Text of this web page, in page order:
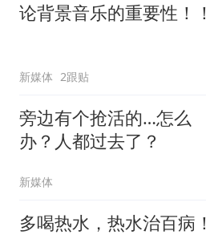
论背景音乐的重要性！！
新媒体 2跟贴
旁边有个抢活的…怎么
办？人都过去了？
新媒体
多喝热水，热水治百病！